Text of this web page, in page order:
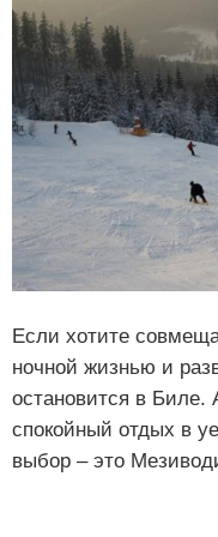
Если хотите
ночной жизнью и
остановится в
спокойный отдых в
выбор – это